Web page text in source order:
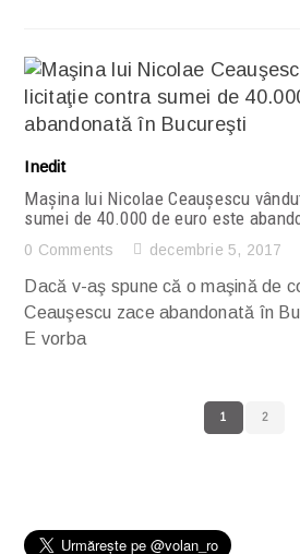
Citește articolul
Inedit
Maşina lui Nicolae Ceauşescu
sumei de 40.000 de euro este
0 Comments decembrie 5, 2017
Dacă v-aş spune că o maşină de
Ceauşescu zace abandonată în
E vorba
1 2